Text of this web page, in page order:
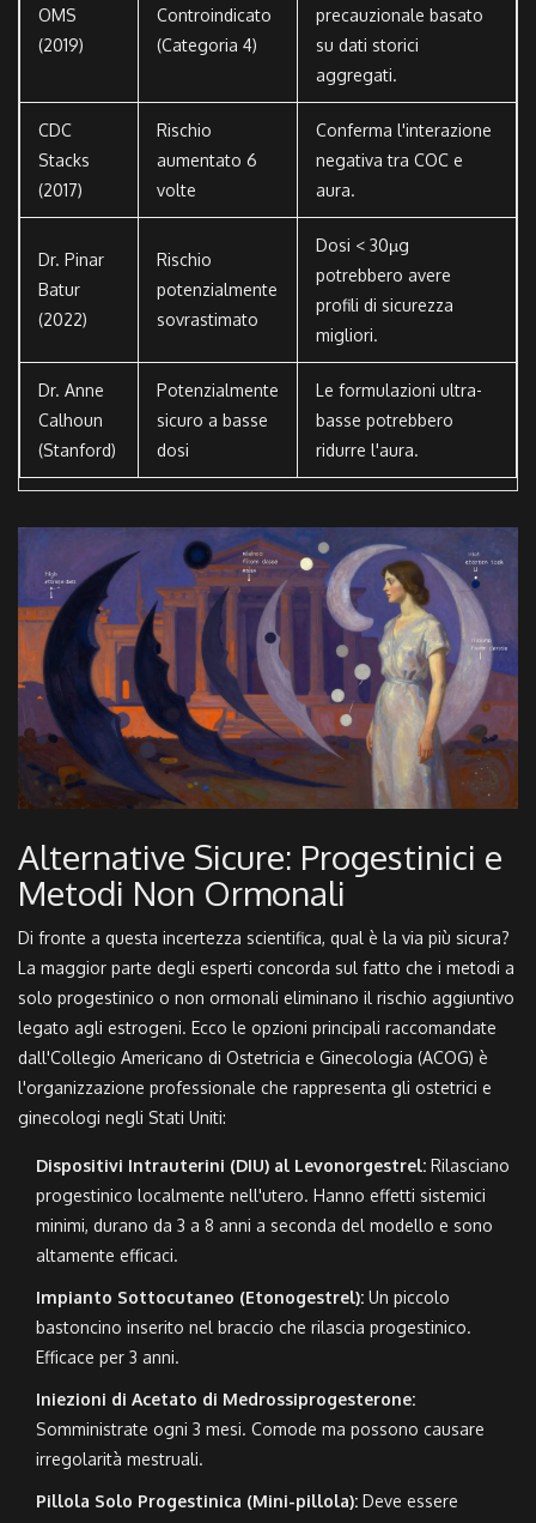
OMS
(2019)
Controindicato
(Categoria 4)
precauzionale basato
su dati storici
aggregati.
CDC
Stacks
(2017)
Rischio
aumentato 6
volte
Conferma l'interazione
negativa tra COC e
aura.
Dr. Pinar
Batur
(2022)
Rischio
potenzialmente
sovrastimato
Dosi < 30µg
potrebbero avere
profili di sicurezza
migliori.
Dr. Anne
Calhoun
(Stanford)
Potenzialmente
sicuro a basse
dosi
Le formulazioni ultra-
basse potrebbero
ridurre l'aura.
Alternative Sicure: Progestinici e
Metodi Non Ormonali
Di fronte a questa incertezza scientifica, qual è la via più sicura?
La maggior parte degli esperti concorda sul fatto che i metodi a
solo progestinico o non ormonali eliminano il rischio aggiuntivo
legato agli estrogeni. Ecco le opzioni principali raccomandate
dall'Collegio Americano di Ostetricia e Ginecologia (ACOG) è
l'organizzazione professionale che rappresenta gli ostetrici e
ginecologi negli Stati Uniti:
Dispositivi Intrauterini (DIU) al Levonorgestrel: Rilasciano
progestinico localmente nell'utero. Hanno effetti sistemici
minimi, durano da 3 a 8 anni a seconda del modello e sono
altamente efficaci.
Impianto Sottocutaneo (Etonogestrel): Un piccolo
bastoncino inserito nel braccio che rilascia progestinico.
Efficace per 3 anni.
Iniezioni di Acetato di Medrossiprogesterone:
Somministrate ogni 3 mesi. Comode ma possono causare
irregolarità mestruali.
Pillola Solo Progestinica (Mini-pillola): Deve essere